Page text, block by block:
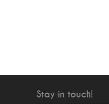
Stay in touch!